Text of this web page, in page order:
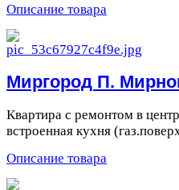
Описание товара
Миргород П.
Квартира с ремонтом в
встроенная кухня
Описание товара